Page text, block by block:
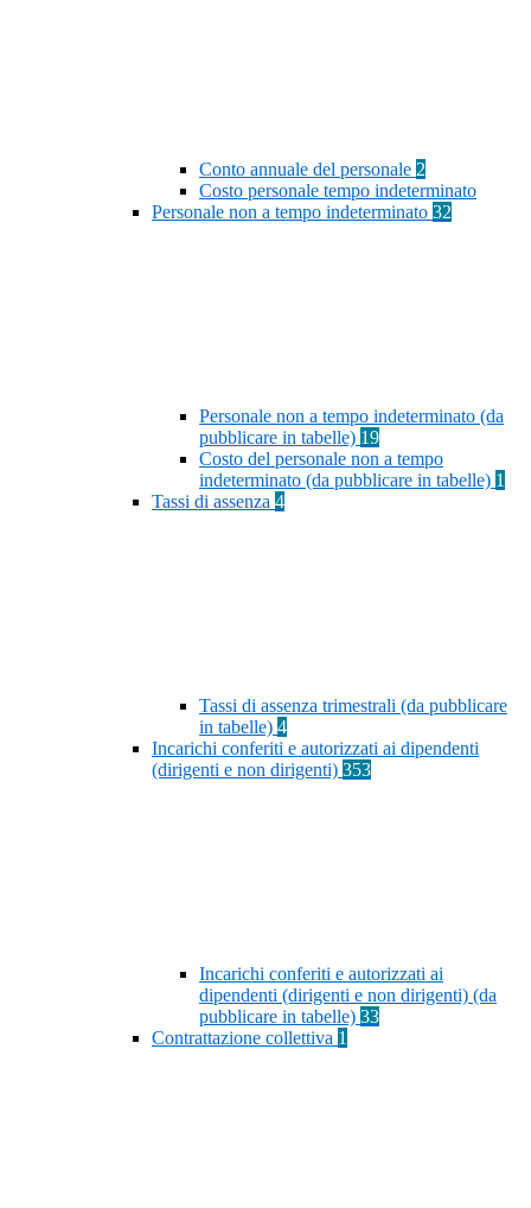
Conto annuale del personale 2
Costo personale tempo indeterminato
Personale non a tempo indeterminato 32
Personale non a tempo indeterminato (da
pubblicare in tabelle) 19
Costo del personale non a tempo
indeterminato (da pubblicare in tabelle) 1
Tassi di assenza 4
Tassi di assenza trimestrali (da pubblicare
in tabelle) 4
Incarichi conferiti e autorizzati ai dipendenti
(dirigenti e non dirigenti) 353
Incarichi conferiti e autorizzati ai
dipendenti (dirigenti e non dirigenti) (da
pubblicare in tabelle) 33
Contrattazione collettiva 1